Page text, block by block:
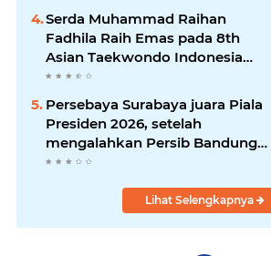
Serda Muhammad Raihan
Fadhila Raih Emas pada 8th
Asian Taekwondo Indonesia
Open Championship 2026*
Persebaya Surabaya juara Piala
Presiden 2026, setelah
mengalahkan Persib Bandung
melalui drama adu penalti pada
6-5 setelah kedua tim bermain
imbang 1-1 hingga 120 menit
Lihat Selengkapnya